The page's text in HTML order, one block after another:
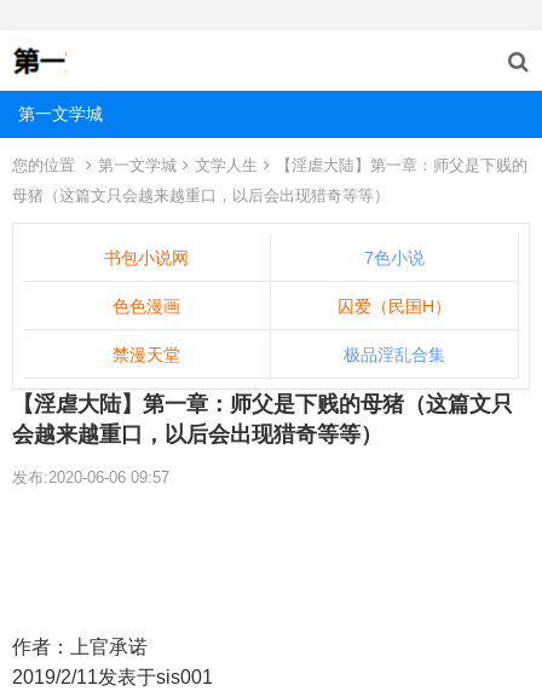
第一文学城
您的位置 第一文学城 文学人生
【淫虐大陆】第一章：师父是下贱的
母猪（这篇文只会越来越重口，以后会出现猎奇等等）
书包小说网 7色小说
色色漫画 囚爱（民国H）
禁漫天堂 极品淫乱合集
【淫虐大陆】第一章：师父是下贱的母猪（这篇文只
会越来越重口，以后会出现猎奇等等）
发布:2020-06-06 09:57
作者：上官承诺
2019/2/11发表于sis001